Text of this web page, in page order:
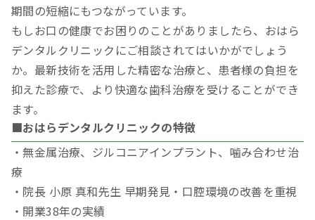
期間の短縮にもつながっています。
もしお口の健康でお困りのことがありましたら、おはら
デンタルクリニックにご相談されてはいかがでしょう
か。最新技術を活用した精密な治療と、患者様の負担を
抑えた診療で、より快適な歯科治療を受けることができ
ます。
■おはらデンタルクリニックの特徴
・無金属治療、ジルコニアインプラント、噛み合わせ治
療
・院長 小原 真和先生 早期発見・口腔環境の改善を重視
・開業38年の実績